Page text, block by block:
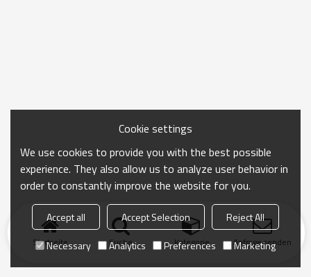
Startseite Suche Kategorie Anfrage senden
Cookie settings
We use cookies to provide you with the best possible
experience. They also allow us to analyze user behavior in
order to constantly improve the website for you.
Accept all Accept Selection
Reject All
Necessary
Analytics Preferences Marketing